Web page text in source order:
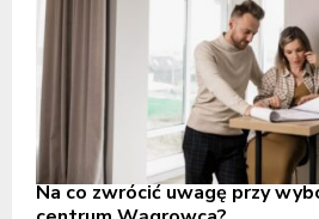
Na co zwrócić uwagę przy